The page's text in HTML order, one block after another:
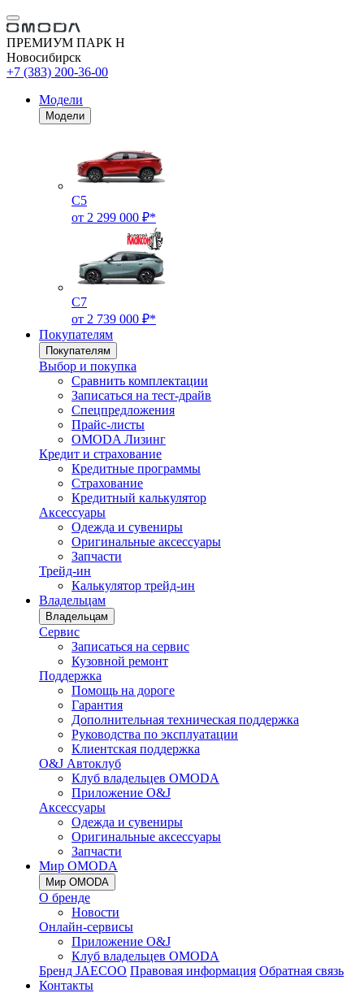
ПРЕМИУМ ПАРК Н
Новосибирск
+7 (383) 200-36-00
Модели
Модели
C5
от 2 299 000 ₽*
C7
от 2 739 000 ₽*
Покупателям
Покупателям
Выбор и покупка
Сравнить комплектации
Записаться на тест-драйв
Cпецпредложения
Прайс-листы
OMODA Лизинг
Кредит и страхование
Кредитные программы
Страхование
Кредитный калькулятор
Аксессуары
Одежда и сувениры
Оригинальные аксессуары
Запчасти
Трейд-ин
Калькулятор трейд-ин
Владельцам
Владельцам
Сервис
Записаться на сервис
Кузовной ремонт
Поддержка
Помощь на дороге
Гарантия
Дополнительная техническая поддержка
Руководства по эксплуатации
Клиентская поддержка
O&J Автоклуб
Клуб владельцев OMODA
Приложение O&J
Аксессуары
Одежда и сувениры
Оригинальные аксессуары
Запчасти
Мир OMODA
Мир OMODA
О бренде
Новости
Онлайн-сервисы
Приложение O&J
Клуб владельцев OMODA
Бренд JAECOO Правовая информация Обратная связь
Контакты